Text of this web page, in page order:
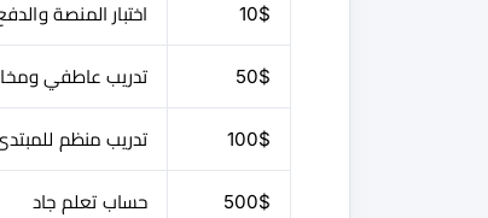
10$ اختبار المنصة
50$ تدريب عاطفي
100$ تدريب منظم
500$ حساب تعلم جاد